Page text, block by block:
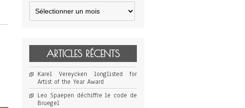
Archives
ARTICLES RÉCENTS
Karel Vereycken longlisted for
Artist of the Year Award
Leo Spaepen déchiffre le code de
Bruegel